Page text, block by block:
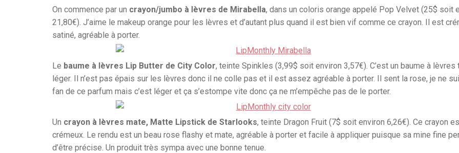
On commence par un crayon/jumbo à lèvres de Mirabella, dans un coloris orange appelé Pop Velvet (25$ soit
21,80€). J’aime le makeup orange pour les lèvres et d’autant plus quand il est bien vif comme ce crayon. Il est
satiné, agréable à porter.
Le baume à lèvres Lip Butter de City Color, teinte Spinkles (3,99$ soit environ 3,57€). C’est un baume à lèvres
léger. Il n’est pas épais sur les lèvres donc il ne colle pas et il est assez agréable à porter. Il sent la rose, je ne
fan de ce parfum mais c’est léger et ça s’estompe vite donc ça ne m’empêche pas de le porter.
Un crayon à lèvres mate, Matte Lipstick de Starlooks, teinte Dragon Fruit (7$ soit environ 6,26€). Ce crayon
crémeux. Le rendu est un beau rose flashy et mate, agréable à porter et facile à appliquer puisque sa mine fine
d’être précise. Un produit très sympa avec une bonne tenue.